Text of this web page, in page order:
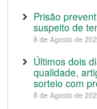
Prisão
suspeito de
8 de Agosto de
Últimos dois
qualidade,
sorteio com
8 de Agosto de